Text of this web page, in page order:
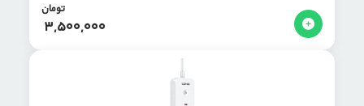
3,500,000
تومان